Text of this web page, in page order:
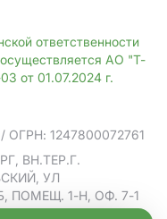
ответственности
АО "Т-
от 01.07.2024 г.
/ ОГРН: 1247800072761
ВН.ТЕР.Г.
УЛ
ПОМЕЩ. 1-Н, ОФ. 7-1